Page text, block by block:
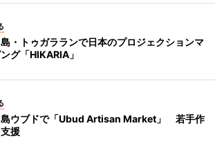
・トゥガラランで日本のプロジェクションマ
グ「HIKARIA」
島ウブドで「Ubud Artisan Market」 若手作
援